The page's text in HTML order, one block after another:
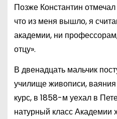
Позже Константин
что из меня вышло, я
академии, ни
отцу».
В двенадцать мальчик
училище живописи,
курс, в 1858-м уехал в
натурный класс Академии